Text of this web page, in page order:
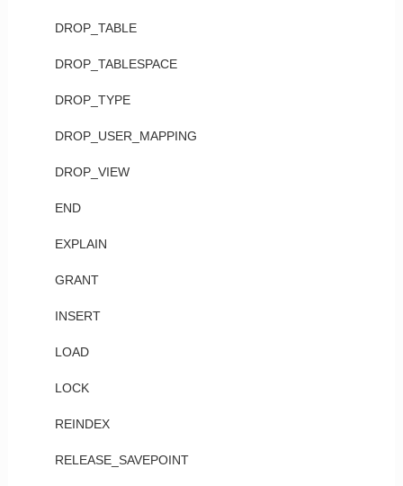
DROP_TABLE
DROP_TABLESPACE
DROP_TYPE
DROP_USER_MAPPING
DROP_VIEW
END
EXPLAIN
GRANT
INSERT
LOAD
LOCK
REINDEX
RELEASE_SAVEPOINT